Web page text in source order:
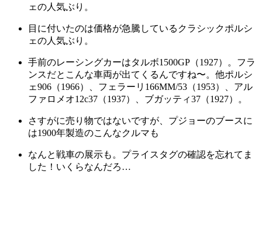
ェの人気ぶり。
目に付いたのは価格が急騰しているクラシックポルシ
ェの人気ぶり。
手前のレーシングカーはタルボ1500GP（1927）。フラ
ンスだとこんな車両が出てくるんですね〜。他ポルシ
ェ906（1966）、フェラーリ166MM/53（1953）、アル
ファロメオ12c37（1937）、ブガッティ37（1927）。
さすがに売り物ではないですが、プジョーのブースに
は1900年製造のこんなクルマも
なんと戦車の展示も。プライスタグの確認を忘れてま
した！いくらなんだろ…